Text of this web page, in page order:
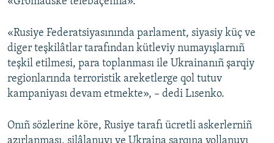
FİKİR
Русский
Українською
QOŞULIÑIZ!
«Rusiye Federatsiyasınında parlament, siyasiy küç ve
diger teşkilâtlar tarafından kütleviy numayışlarnıñ
teşkil etilmesi, para toplanması ile Ukrainanıñ şarqiy
regionlarında terroristik areketlerge qol tutuv
kampaniyası devam etmekte», – dedi Lısenko.
Onıñ sözlerine köre, Rusiye tarafı ücretli askerlerniñ